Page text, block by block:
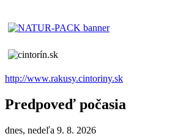
http://www.rakusy.cintoriny.sk
Predpoveď počasia
dnes, nedeľa 9. 8. 2026